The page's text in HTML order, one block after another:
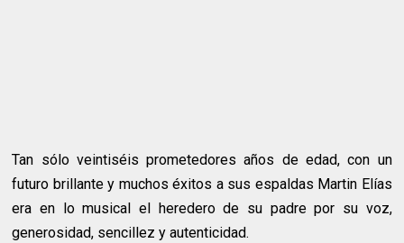
Tan sólo veintiséis prometedores años de edad, con un
futuro brillante y muchos éxitos a sus espaldas Martin Elías
era en lo musical el heredero de su padre por su voz,
generosidad, sencillez y autenticidad.